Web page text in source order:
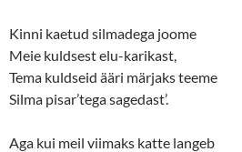
Kinni kaetud silmadega joome
Meie kuldsest elu-karikast,
Tema kuldseid ääri märjaks teeme
Silma pisar’tega sagedast’.
Aga kui meil viimaks katte langeb